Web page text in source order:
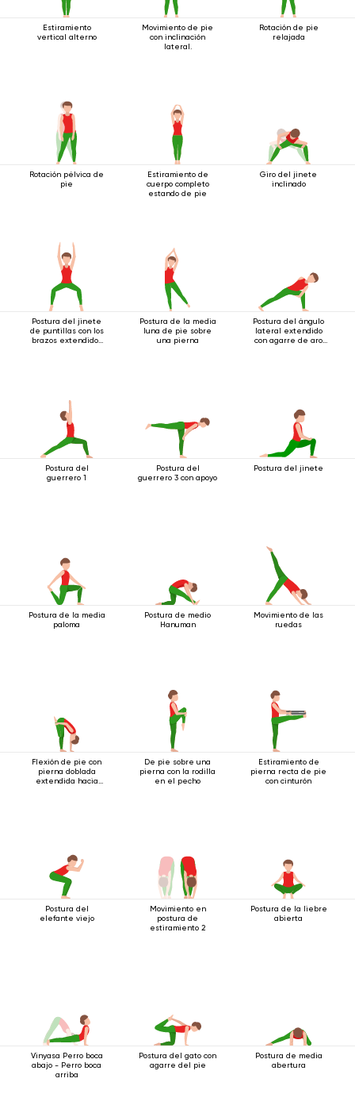
Estiramiento
vertical alterno
Movimiento de pie
con inclinación
lateral.
Rotación de pie
relajada
Rotación pélvica de
pie
Estiramiento de
cuerpo completo
estando de pie
Giro del jinete
inclinado
Postura del jinete
de puntillas con los
brazos extendidos
Postura de la media
luna de pie sobre
una pierna
Postura del ángulo
lateral extendido
con agarre de aro
Postura del
guerrero 1
Postura del
guerrero 3 con apoyo
Postura del jinete
Postura de la media
paloma
Postura de medio
Hanuman
Movimiento de las
ruedas
Flexión de pie con
pierna doblada
extendida hacia
De pie sobre una
pierna con la rodilla
en el pecho
Estiramiento de
pierna recta de pie
con cinturón
Postura del
elefante viejo
Movimiento en
postura de
estiramiento 2
Postura de la liebre
abierta
Vinyasa Perro boca
abajo - Perro boca
arriba
Postura del gato con
agarre del pie
Postura de media
abertura